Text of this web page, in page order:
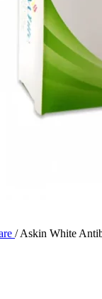
/ Askin White